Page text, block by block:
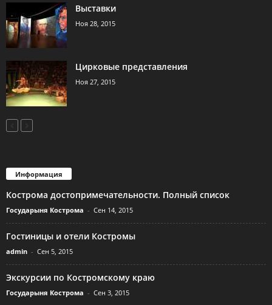
Выставки
Ноя 28, 2015
Цирковые представления
Ноя 27, 2015
Информация
Кострома достопримечательности. Полный список
Государыня Кострома - Сен 14, 2015
Гостиницы и отели Костромы
admin - Сен 5, 2015
Экскурсии по Костромскому краю
Государыня Кострома - Сен 3, 2015